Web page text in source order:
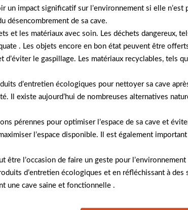
un impact significatif sur l’environnement si elle
désencombrement de sa cave.
et les matériaux avec soin. Les déchets
. Les objets encore en bon état peuvent être
d’éviter le gaspillage. Les matériaux recyclables,
d’entretien écologiques pour nettoyer sa cave
Il existe aujourd’hui de nombreuses alternatives
pérennes pour optimiser l’espace de sa cave et
l’espace disponible. Il est également
être l’occasion de faire un geste pour
d’entretien écologiques et en réfléchissant à
une cave saine et fonctionnelle .